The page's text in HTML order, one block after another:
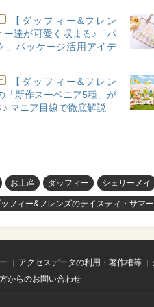
【ダッフィー&フレン
ー達が可愛く収まる♪「パ
」パッケージ活用アイデ
【ダッフィー&フレン
「新作スーベニア5種」が
マニア目線で徹底解説
お土産 ダッフィー シェリーメイ
フィー&フレンズのテイスティ・サマ
アクセスデータの利用・著作権等
からのお問い合わせ